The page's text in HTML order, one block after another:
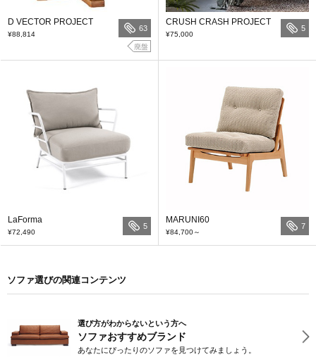
D VECTOR PROJECT
¥88,814
63
廃盤
CRUSH CRASH PROJECT
¥75,000
5
LaForma
¥72,490
5
MARUNI60
¥84,700～
7
ソファ選びの関連コンテンツ
選び方がわからないという方へ
ソファおすすめブランド
あなたにぴったりのソファを見つけてみましょう。